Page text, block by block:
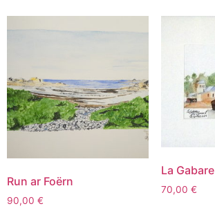
Run ar Foërn
90,00 €
La Gabare
70,00 €